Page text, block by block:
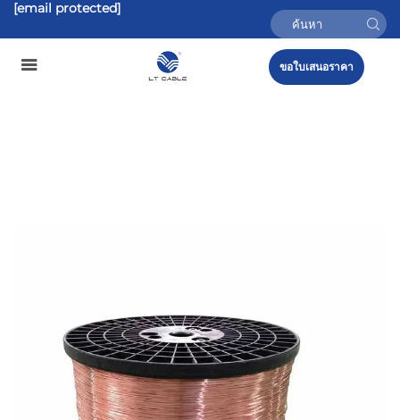
[email protected]
ขอใบเสนอราคา